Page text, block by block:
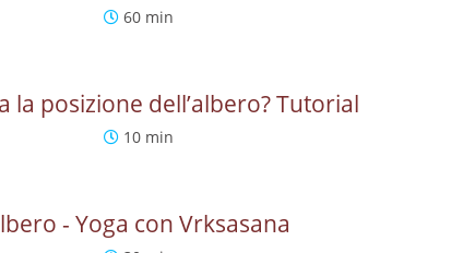
60 min
la posizione dell’albero? Tutorial
10 min
- Yoga con Vrksasana